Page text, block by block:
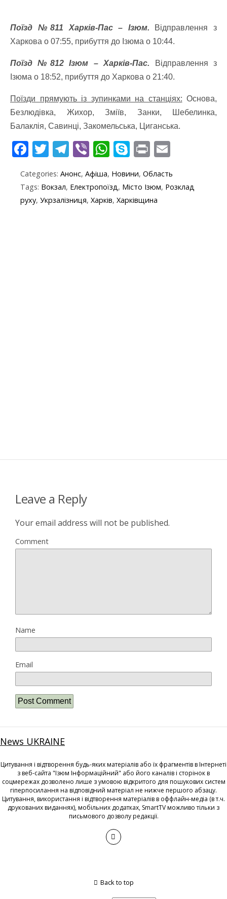
Поїзд №811 Харків-Пас – Ізюм.
Відправлення з
Харкова о 07:55, прибуття до Ізюма о 10:44.
Поїзд №812 Ізюм – Харків-Пас.
Відправлення з
Ізюма о 18:52, прибуття до Харкова о 21:40.
Поїзди прямують із зупинками на станціях: Основа,
Безлюдівка, Жихор, Зміїв, Занки, Шебелинка,
Балаклія, Савинці, Закомельська, Циганська.
F
e
b
T
itt
er
T
e
gr
Vi
b
er
W
at
s
S
y
p
Pr
in
t ai
Categories: Анонс, Афіша, Новини, Область
Tags: Вокзал, Електропоїзд, Місто Ізюм, Розклад
руху, Укрзалізниця, Харків, Харківщина
Leave a Reply
Your email address will not be published.
Comment
Name
Email
News UKRAINE
Цитування і відтворення будь-яких матеріалів або їх фрагментів в Інтернеті
з веб-сайта "Ізюм Інформаційний" або його каналів і сторінок в
соцмережах дозволено лише з умовою відкритого для пошукових систем
гіперпосилання на відповідний матеріал не нижче першого абзацу.
Цитування, використання і відтворення матеріалів в оффлайн-медіа (в т.ч.
друкованих виданнях), мобільних додатках, SmartTV можливо тільки з
письмового дозволу редакції.
Back to top